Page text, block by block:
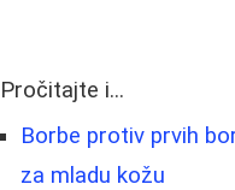
Pročitajte i...
Borbe protiv prvih
za mladu kožu